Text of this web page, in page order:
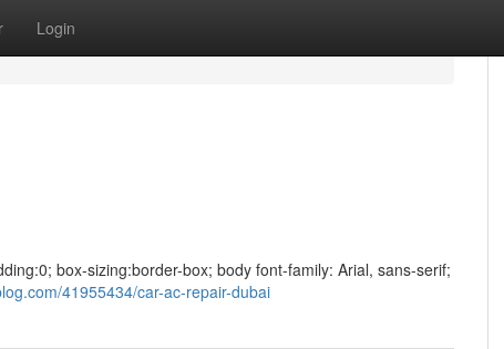
Login
box-sizing:border-box; body font-family: Arial, sans-serif;
41955434/car-ac-repair-dubai